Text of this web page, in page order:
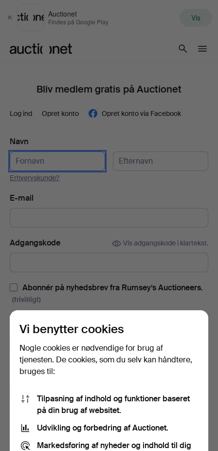
Luk
Auctionet
Findes på Google Play Vis
Bliv medlem gratis på Auctionet
Log ind Opret konto Opret konto via Facebook
Navn
Erhvervskunde?
E-mail
Adgangskode Vis adgangskode i klartekst.
Abonnér på nyhedsbrev fra Rumsey’s Auctioneers.
(frivilligt)
Med blandt andet auktionskataloger, invitationer til events og
nyheder. Hvis du fortryder, kan du nemt afslutte abonnementet.
Tilmeld dig Auctionets nyhedsbrev. (frivilligt)
Her kan du blandt andet se eksperttips, udvalgte genstande og
inspiration. Hvis du fortryder, kan du nemt framelde det igen.
Jeg er over 18 år og godkender
købsbetingelsersamt bekræfter, at jeg har læst
integritetspolitikken .
Opret konto
Vi benytter cookies
Nogle cookies er nødvendige for brug af
tjenesten. De cookies, som du selv kan håndtere,
bruges til:
Tilpasning af indhold og funktioner baseret
på din brug af websitet.
Udvikling og forbedring af Auctionet.
Markedsføring af nyheder og indhold til dig